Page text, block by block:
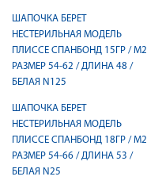
ШАПОЧКА БЕРЕТ
НЕСТЕРИЛЬНАЯ МОДЕЛЬ
ПЛИССЕ СПАНБОНД 15ГР / М2
РАЗМЕР 54-62 / ДЛИНА 48 /
БЕЛАЯ N125
ШАПОЧКА БЕРЕТ
НЕСТЕРИЛЬНАЯ МОДЕЛЬ
ПЛИССЕ СПАНБОНД 18ГР / М2
РАЗМЕР 54-66 / ДЛИНА 53 /
БЕЛАЯ N25